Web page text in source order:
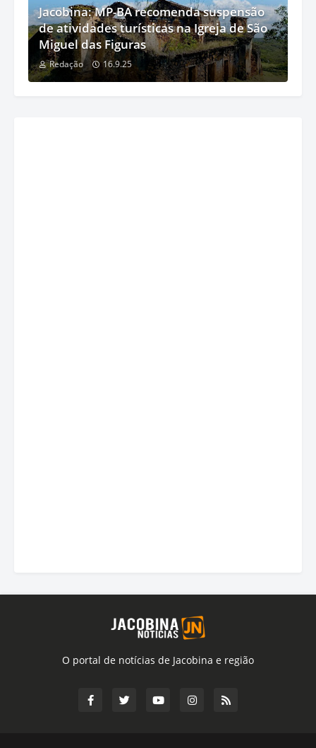
Jacobina: MP-BA recomenda suspensão
de atividades turísticas na Igreja de São
Miguel das Figuras
Redação 16.9.25
O portal de notícias de Jacobina e região